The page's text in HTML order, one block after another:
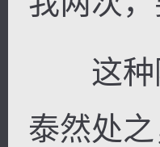
这种随
泰然处